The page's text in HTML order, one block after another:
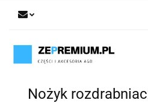
Nożyk